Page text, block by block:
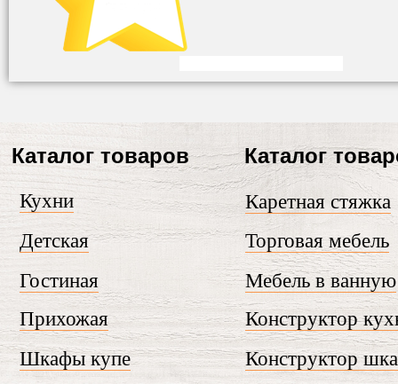
Мебель в ванную
Шкафы купе
Торговая мебель
Каталог
Прихожая
Каретная стяжка
Конструктор
Конструктор
Каталог товаров
Кухни
Гостиная
Детская